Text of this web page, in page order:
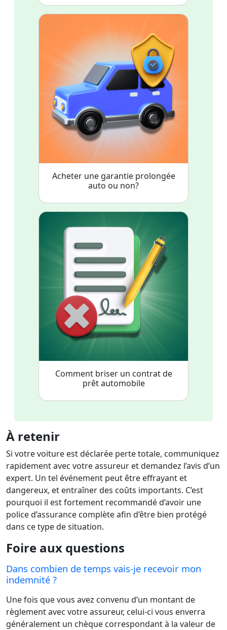
Acheter une garantie prolongée
auto ou non?
Comment briser un contrat de
prêt automobile
À retenir
Si votre voiture est déclarée perte totale, communiquez
rapidement avec votre assureur et demandez l’avis d’un
expert. Un tel événement peut être effrayant et
dangereux, et entraîner des coûts importants. C’est
pourquoi il est fortement recommandé d’avoir une
police d’assurance complète afin d’être bien protégé
dans ce type de situation.
Foire aux questions
Dans combien de temps vais-je recevoir mon
indemnité ?
Une fois que vous avez convenu d’un montant de
règlement avec votre assureur, celui-ci vous enverra
généralement un chèque correspondant à la valeur de